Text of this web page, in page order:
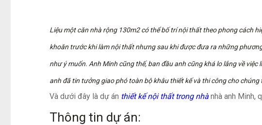
Liệu một căn nhà rộng 130m2 có thể bố trí nội thất theo phong cách
khoăn trước khi làm nội thất nhưng sau khi được đưa ra những
như ý muốn. Anh Minh cũng thế, ban đầu anh cũng khá lo lắng về việc
anh đã tin tưởng giao phó toàn bộ khâu thiết kế và thi công cho
Và dưới đây là dự án thiết kế nội thất trong nhà nhà anh Minh,
Thông tin dự án: